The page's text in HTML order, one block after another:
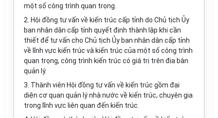
một số công trình quan trọng.
2. Hội đồng tư vấn về kiến trúc cấp tỉnh do Chủ tịch Ủy
ban nhân dân cấp tỉnh quyết định thành lập khi cần
thiết để tư vấn cho Chủ tịch Ủy ban nhân dân cấp tỉnh
về lĩnh vực kiến trúc và kiến trúc của một số công trình
quan trọng, công trình kiến trúc có giá trị trên địa bàn
quản lý.
3. Thành viên Hội đồng tư vấn về kiến trúc gồm đại
diện cơ quan quản lý nhà nước về kiến trúc, chuyên gia
trong lĩnh vực liên quan đến kiến trúc.